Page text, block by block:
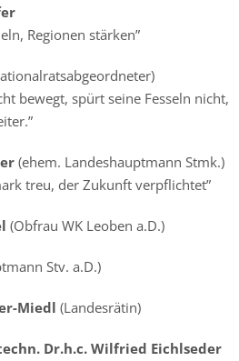
Regionen stärken”
bewegt, spürt seine Fesseln nicht,
(ehem. Landeshauptmann Stmk.)
treu, der Zukunft verpflichtet”
(Obfrau WK Leoben a.D.)
Stv. a.D.)
Miedl (Landesrätin)
Dr.h.c. Wilfried Eichlseder